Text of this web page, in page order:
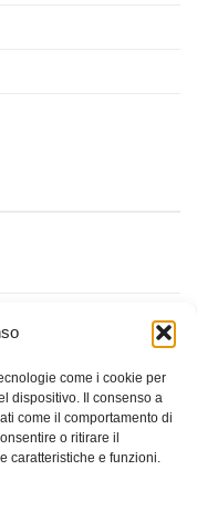
come i cookie per
dispositivo. Il consenso a
come il comportamento di
o ritirare il
caratteristiche e funzioni.